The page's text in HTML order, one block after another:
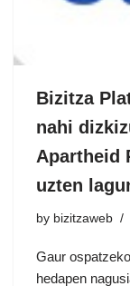
Bizitza
nahi
Apartheid
uzten
by bizitzaweb
Gaur
hedapen